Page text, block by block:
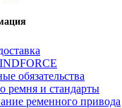
обязательства
ремня и стандарты
ременного привода